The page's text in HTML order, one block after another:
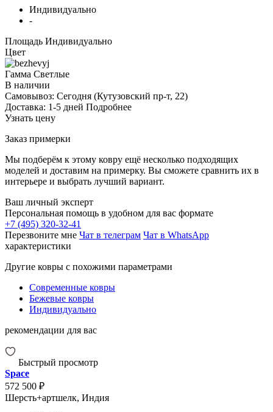
Индивидуально
-
Площадь Индивидуально
Цвет
Гамма Светлые
В наличии
Самовывоз: Сегодня (Кутузовский пр-т, 22)
Доставка: 1-5 дней Подробнее
Узнать цену
Заказ примерки
Мы подберём к этому ковру ещё несколько подходящих
моделей и доставим на примерку. Вы сможете сравнить их в
интерьере и выбрать лучший вариант.
Ваш личный эксперт
Персональная помощь в удобном для вас формате
+7 (495) 320-32-41
Перезвоните мне Чат в телеграм Чат в WhatsApp
характеристики
Другие ковры с похожими параметрами
Современные ковры
Бежевые ковры
Индивидуально
рекомендации для вас
Быстрый просмотр
Space
572 500 ₽
Шерсть+артшелк, Индия